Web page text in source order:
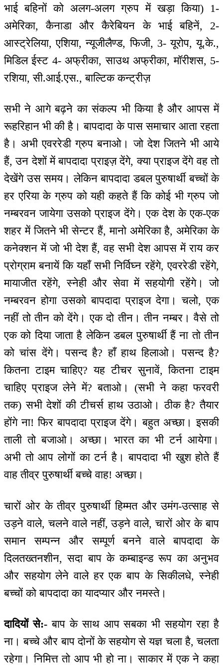
भाई बहिनों को अलग-अलग ग्रुप में खड़ा किया) 1-
अमेरिका, कैनाडा और कैरेबियन के भाई बहिनें, 2-
आस्ट्रेलिया, एशिया, न्यूजीलैण्ड, फिजी, 3- यूरोप, यू.के.,
मिडिल ईस्ट 4- अफ्रीका, साउथ अफ्रीका, मॉरीशस, 5-
रशिया, सी.आई.एस., बाल्टिक कन्ट्रीज़
सभी ने आगे बढ़ने का संकल्प भी किया है और आपस में
रूहरिहान भी की है। बापदादा के पास समाचार आता रहता
है। अभी एवररेडी ग्रुप बनाओ। जो देश जितने भी आये
हैं, उन देशों में बापदादा प्राइज़ देंगे, क्या प्राइज देंगे वह तो
देखेंगे उस समय। लेकिन बापदादा डबल पुरुषार्थी बच्चों के
हर एरिया के ग्रुप को यही कहते हैं कि कोई भी ग्रुप जो
नम्बरवन जायेगा उसको प्राइज देंगे। एक देश के एक-एक
शहर में जितने भी सेन्टर हैं, मानो अमेरिका है, अमेरिका के
कनेक्शन में जो भी देश हैं, वह सभी देश आपस में राय कर
प्रोग्राम बनायें कि यहाँ सभी निर्विघ्न रहेंगे, एवररेडी रहेंगे,
मायाजीत रहेंगे, स्नेही और सेवा में सहयोगी रहेंगे। जो
नम्बरवन होगा उसको बापदादा प्राइज देगा। चलो, एक
नहीं तो तीन को देंगे। एक दो तीन। तीन नम्बर। वैसे तो
एक को दिया जाता है लेकिन डबल पुरुषार्थी हैं ना तो तीन
को चांस देंगे। पसन्द है? हाँ हाथ हिलाओ। पसन्द है?
कितना टाइम चाहिए? यह टीचर सुनावें, कितना टाइम
चाहिए प्राइज लेने में? बताओ। (सभी ने कहा फरवरी
तक) सभी देशों की टीचर्स हाथ उठाओ। ठीक है? तैयार
होंगे ना! फिर बापदादा प्राइज देंगे। बहुत अच्छा। इसकी
ताली तो बजाओ। अच्छा। भारत का भी टर्न आयेगा।
अभी तो आप लोगों का टर्न है। बापदादा भी खुश होते हैं
वाह तीव्र पुरुषार्थी बच्चे वाह! अच्छा।
चारों ओर के तीव्र पुरुषार्थी हिम्मत और उमंग-उत्साह से
उड़ने वाले, चलने वाले नहीं, उड़ने वाले, चारों ओर के बाप
समान सम्पन्न और सम्पूर्ण बनने वाले बापदादा के
दिलतख्तनशीन, सदा बाप के कम्बाइन्ड रूप का अनुभव
और सहयोग लेने वाले हर एक बाप के सिकीलधे, स्नेही
बच्चों को बापदादा का यादप्यार और नमस्ते।
दादियों से:-बाप के साथ आप सबका भी सहयोग रहा है
ना। बच्चे और बाप दोनों के सहयोग से यज्ञ चला है, चलता
रहेगा। निमित्त तो आप भी हो ना। साकार में एक ने कहा